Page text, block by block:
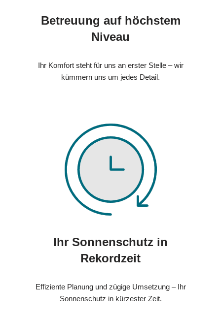
Betreuung auf höchstem
Niveau
Ihr Komfort steht für uns an erster Stelle – wir
kümmern uns um jedes Detail.
Ihr Sonnenschutz in
Rekordzeit
Effiziente Planung und zügige Umsetzung – Ihr
Sonnenschutz in kürzester Zeit.